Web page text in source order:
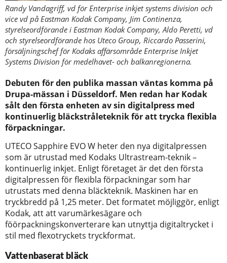
Randy Vandagriff, vd för Enterprise inkjet systems division och
vice vd på Eastman Kodak Company, Jim Continenza,
styrelseordförande i Eastman Kodak Company, Aldo Peretti, vd
och styrelseordförande hos Uteco Group, Riccardo Passerini,
försäljningschef för Kodaks affärsområde Enterprise Inkjet
Systems Division för medelhavet- och balkanregionerna.
Debuten för den publika massan väntas komma på
Drupa-mässan i Düsseldorf. Men redan har Kodak
sålt den första enheten av sin digitalpress med
kontinuerlig bläckstråleteknik för att trycka flexibla
förpackningar.
UTECO Sapphire EVO W heter den nya digitalpressen
som är utrustad med Kodaks Ultrastream-teknik –
kontinuerlig inkjet. Enligt företaget är det den första
digitalpressen för flexibla förpackningar som har
utrustats med denna bläckteknik. Maskinen har en
tryckbredd på 1,25 meter. Det formatet möjliggör, enligt
Kodak, att att varumärkesägare och
föörpackningskonverterare kan utnyttja digitaltrycket i
stil med flexotryckets tryckformat.
Vattenbaserat bläck